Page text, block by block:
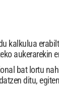
kalkulua
aukerarekin
bat lortu
ditu,